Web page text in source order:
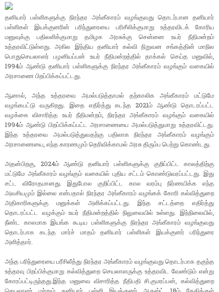
தனியார் பள்ளிகளுக்கு நிரந்தர அங்கீகாரம் வழங்குவது தொடர்பான தனியார்
பள்ளிகள் இயக்குனரின் பரிந்துரையை பரிசீலிக்குமாறு உத்தரவிடக் கோரிய
மனுவுக்கு பதிலளிக்குமாறு தமிழக அரசுக்கு சென்னை உயர் நீதிமன்றம்
உத்தரவிட்டுள்ளது. அகில இந்திய தனியார் கல்வி நிறுவன சங்கத்தின் மாநில
பொதுசெயலாளர் பழனியப்பன் உயர் நீதிமன்றத்தில் தாக்கல் செய்த மனுவில்,
1994ம் ஆண்டு தனியார் பள்ளிகளுக்கு நிரந்தர அங்கீகாரம் வழங்கும் வகையில்
அரசாணை பிறப்பிக்கப்பட்டது.
ஆனால், அந்த உத்தரவை அமல்படுத்தாமல் தற்காலிக அங்கீகாரம் மட்டுமே
வழங்கபட்டு வருகிறது. இதை எதிர்த்து கடந்த 2021ம் ஆண்டு தொடரப்பட்ட
வழக்கை விசாரித்த உயர் நீதிமன்றம், நிரந்தர அங்கீகாரம் வழங்கும் வகையில்
1994ம் ஆண்டு பிறப்பிக்கப்பட்ட அரசாணையை அமல்படுத்துமாறு உத்தரவிட்டது.
இந்த உத்தரவை அமல்படுத்துவதற்கு பதிலாக நிரந்தர அங்கீகாரம் வழங்கும்
அரசாணையை, எந்த காரணமும் தெரிவிக்காமல் அரசு திரும்ப பெற்று கொண்டது.
அதன்பிறகு, 2024ம் ஆண்டு தனியார் பள்ளிகளுக்கு குறிப்பிட்ட காலத்திற்கு
மட்டுமே அங்கீகாரம் வழங்கும் வகையில் புதிய சட்டம் கொண்டுவரப்பட்டது. இது
சட்ட விரோதமானது. இதுபோல குறிப்பிட்ட கால வரம்பு நிர்ணயிக்க எந்த
அவசியமும் இல்லை என்பதால் நிரந்தர அங்கீகாரம் வழங்கக் கோரி கல்வித்துறை
அதிகாரிகளுக்கு மனுக்கள் அளிக்கப்பட்டது. இந்த சட்டத்தை எதிர்த்து
தொடரப்பட்ட வழக்கும் உயர் நீதிமன்றத்தில் நிலுவையில் உள்ளது. இந்நிலையில்,
நீண்ட காலமாக இயங்க கூடிய பள்ளிகளுக்கு நிரந்தர அங்கீகாரம் வழங்குவது
தொடர்பாக கடந்த மார்ச் மாதம் தனியார் பள்ளிகள் இயக்குனர் பரிந்துரை
அளித்தார்.
அந்த பரிந்துரையை பரீசிலீத்து நிரந்தர அங்கீகாரம் வழங்குவது தொடர்பாக தகுந்த
உத்தரவு பிறப்பிக்குமாறு கல்வித்துறை செயலாளருக்கு உத்தரவிட வேண்டும் என்று
கோரப்பட்டிருந்தது.இந்த மனுவை விசாரித்த நீதிபதி சி.குமரப்பன், கல்வித்துறை